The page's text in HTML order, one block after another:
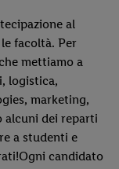
al
facoltà. Per
mettiamo a
logistica,
marketing,
alcuni dei reparti
a studenti e
candidato